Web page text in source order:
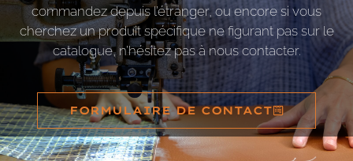
commandez depuis l’étranger, ou encore si vous
cherchez un produit spécifique ne figurant pas sur le
catalogue, n’hésitez pas à nous contacter.
FORMULAIRE DE CONTACT